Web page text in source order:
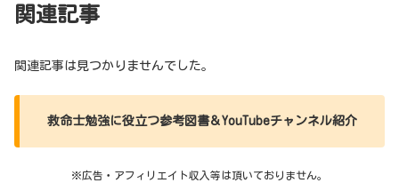
関連記事
関連記事は見つかりませんでした。
救命士勉強に役立つ参考図書＆YouTubeチャンネル紹介
※広告・アフィリエイト収入等は頂いておりません。